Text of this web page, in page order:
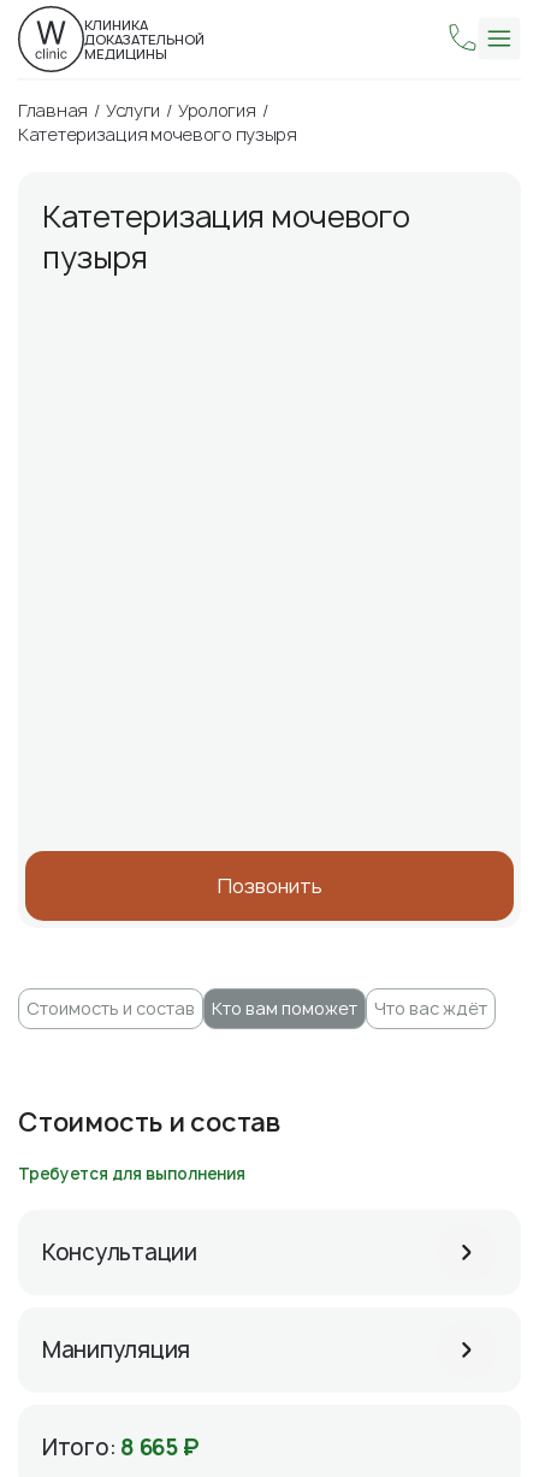
КЛИНИКА
ДОКАЗАТЕЛЬНОЙ
МЕДИЦИНЫ
Главная Услуги
Урология
Катетеризация мочевого пузыря
Катетеризация мочевого
пузыря
Позвонить
Стоимость и состав Кто вам поможет Что вас ждёт
Стоимость и состав
Требуется для выполнения
Консультации
Манипуляция
Итого: 8 665 ₽